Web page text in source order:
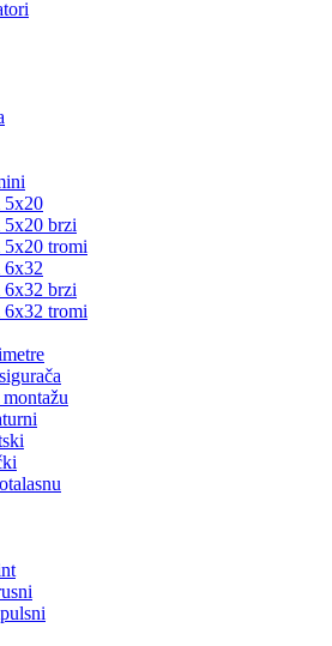
5x20
5x20 brzi
5x20 tromi
6x32
6x32 brzi
6x32 tromi